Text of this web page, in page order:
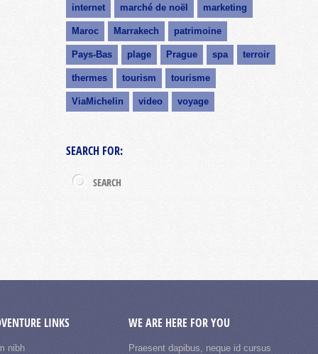
internet marché de noël marketing
Maroc Marrakech patrimoine
Pays-Bas plage Prague spa terroir
thermes tourism tourisme
ViaMichelin video voyage
SEARCH FOR:
LINKS
nibh
WE ARE HERE FOR YOU
Praesent dapibus, neque id cursus